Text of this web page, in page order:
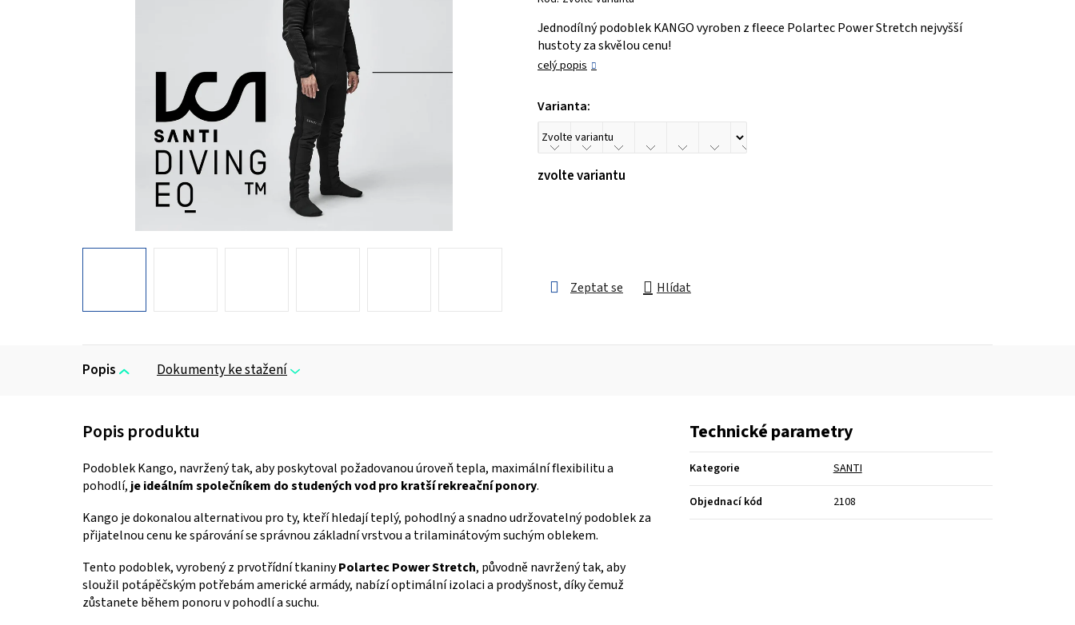
0,0
z 5
hvězdiček.
Jednodílný podoblek KANGO vyroben z fleece Polartec Power Stretch nejvyšší
hustoty za skvělou cenu!
celý popis
Varianta:
zvolte variantu
Zeptat se Hlídat
Popis Dokumenty ke stažení
Podoblek Kango, navržený tak, aby poskytoval požadovanou úroveň tepla, maximální flexibilitu a
pohodlí,jeideálním společníkem do studených vod pro kratší rekreační ponory.
Kango je dokonalou alternativou pro ty, kteří hledají teplý, pohodlný a snadno udržovatelný podoblek za
přijatelnou cenu ke spárování se správnou základní vrstvou a trilaminátovým suchým oblekem.
Tento podoblek, vyrobený z prvotřídní tkaninyPolartec Power Stretch, původně navržený tak, aby
sloužil potápěčským potřebám americké armády, nabízí optimální izolaci a prodyšnost, díky čemuž
zůstanete během ponoru v pohodlí a suchu.
Technické parametry
Kategorie SANTI
Objednací kód 2108